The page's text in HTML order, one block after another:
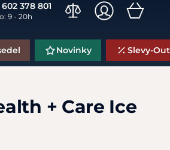
378 801
9 - 20h
Novinky Slevy-
+ Care Ice